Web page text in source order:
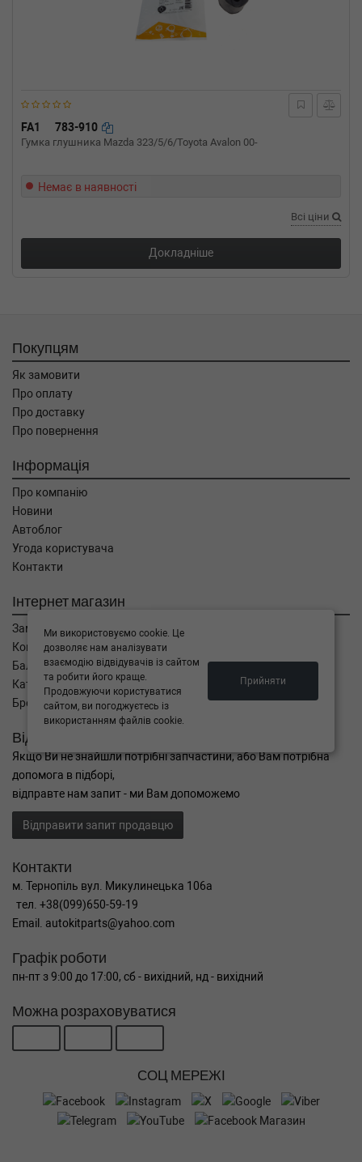
FA1 783-910
Гумка глушника Mazda 323/5/6/Toyota Avalon 00-
Немає в наявності
Всі ціни
Докладніше
Покупцям
Як замовити
Про оплату
Про доставку
Про повернення
Інформація
Про компанію
Новини
Автоблог
Угода користувача
Контакти
Інтернет магазин
Замовлення
Кошик
Баланс
Каталог товарів
Бренди
Відправити запит
Якщо Ви не знайшли потрібні запчастини, або Вам потрібна
допомога в підборі,
відправте нам запит - ми Вам допоможемо
Відправити запит продавцю
Контакти
м. Тернопіль вул. Микулинецька 106а
тел. +38(099)650-59-19
Email. autokitparts@yahoo.com
Графік роботи
пн-пт з 9:00 до 17:00, сб - вихідний, нд - вихідний
Можна розраховуватися
СОЦ МЕРЕЖІ
Ми використовуємо cookie. Це
дозволяє нам аналізувати
взаємодію відвідувачів із сайтом
та робити його краще.
Продовжуючи користуватися
сайтом, ви погоджуєтесь із
використанням файлів cookie.
Прийняти